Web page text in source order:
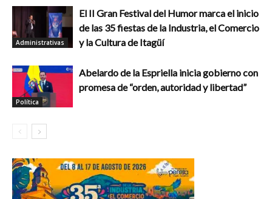
Administrativas
El II Gran Festival del Humor marca el inicio
de las 35 fiestas de la Industria, el Comercio
y la Cultura de Itagüí
Política
Abelardo de la Espriella inicia gobierno con
promesa de “orden, autoridad y libertad”